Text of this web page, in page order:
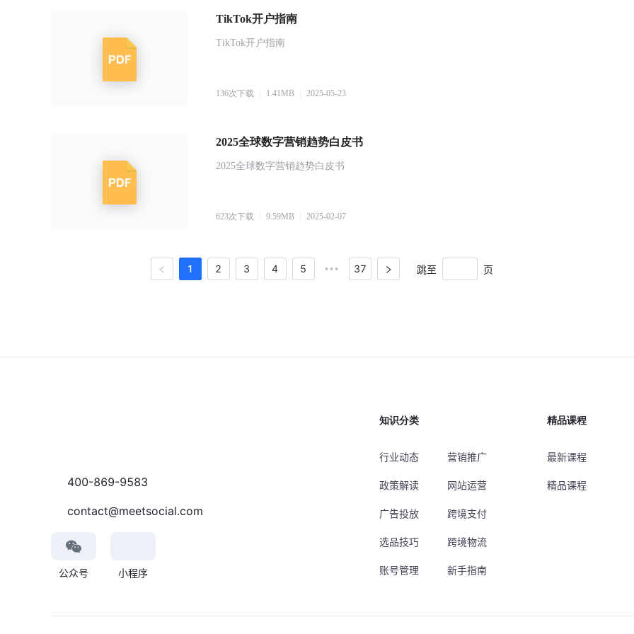
TikTok开户指南
TikTok开户指南
136次下载 1.41MB 2025-05-23
2025全球数字营销趋势白皮书
2025全球数字营销趋势白皮书
623次下载 9.59MB 2025-02-07
1 2 3 4 5 ••• 37 跳至 页
400-869-9583
contact@meetsocial.com
公众号 小程序
知识分类
行业动态 营销推广
政策解读 网站运营
广告投放 跨境支付
选品技巧 跨境物流
账号管理 新手指南
精品课程
最新课程
精品课程